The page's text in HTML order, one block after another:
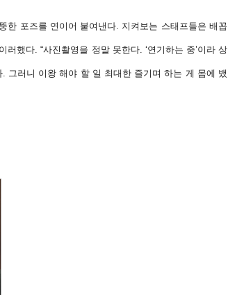
한 포즈를 연이어 붙여낸다. 지켜보는 스태프들은 배꼽
러했다. “사진촬영을 정말 못한다. ‘연기하는 중’이라 상
. 그러니 이왕 해야 할 일 최대한 즐기며 하는 게 몸에 뱄